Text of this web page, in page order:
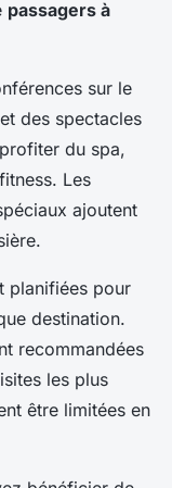
passagers à
sur le
des spectacles
du spa,
Les
ajoutent
planifiées pour
destination.
recommandées
les plus
être limitées en